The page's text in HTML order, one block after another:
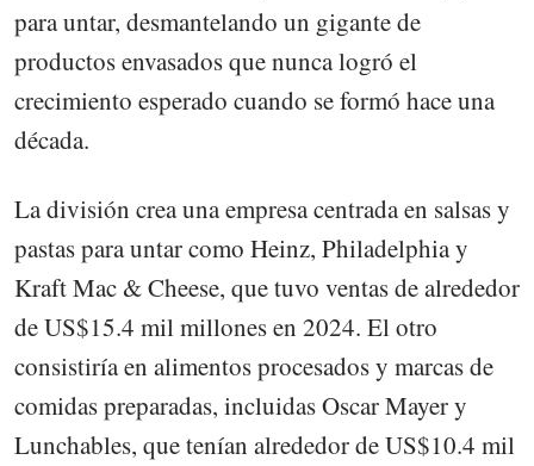
para untar, desmantelando un gigante de
productos envasados que nunca logró el
crecimiento esperado cuando se formó hace una
década.
La división crea una empresa centrada en salsas y
pastas para untar como Heinz, Philadelphia y
Kraft Mac & Cheese, que tuvo ventas de alrededor
de US$15.4 mil millones en 2024. El otro
consistiría en alimentos procesados y marcas de
comidas preparadas, incluidas Oscar Mayer y
Lunchables, que tenían alrededor de US$10.4 mil